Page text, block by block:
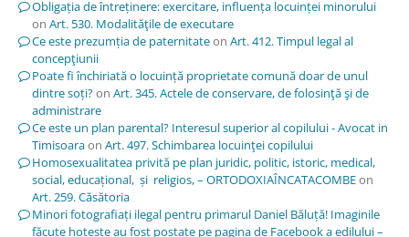
Obligația de întreținere: exercitare, influența locuinței minorului
on Art. 530. Modalităţile de executare
Ce este prezumția de paternitateon Art. 412. Timpul legal al
concepţiunii
Poate fi închiriată o locuință proprietate comună doar de unul
dintre soți?on Art. 345. Actele de conservare, de folosinţă şi de
administrare
Ce este un plan parental? Interesul superior al copilului - Avocat in
Timisoaraon Art. 497. Schimbarea locuinţei copilului
Homosexualitatea privită pe plan juridic, politic, istoric, medical,
social, educațional, și religios, – ORTODOXIAÎNCATACOMBEon
Art. 259. Căsătoria
Minori fotografiați ilegal pentru primarul Daniel Băluță! Imaginile
făcute hoțește au fost postate pe pagina de Facebook a edilului –